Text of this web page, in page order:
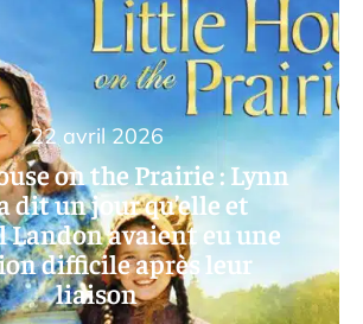
on the Prairie : Lynn
dit un jour qu’elle et
Landon avaient eu une
difficile après leur
liaison
22 avril 2026